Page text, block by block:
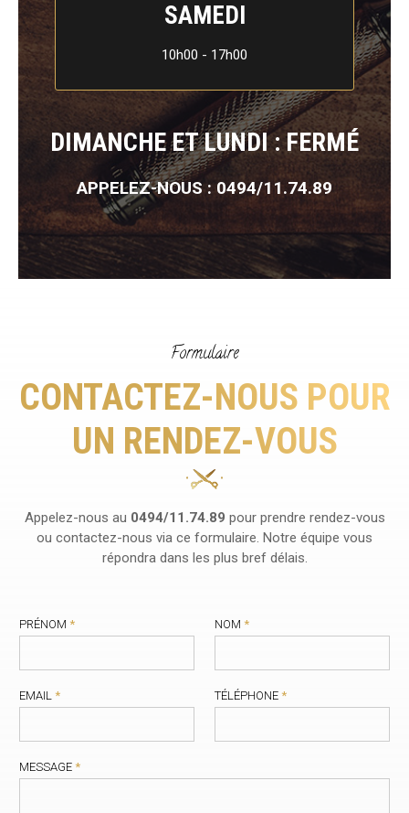
SAMEDI
10h00 - 17h00
DIMANCHE ET LUNDI : FERMÉ
APPELEZ-NOUS : 0494/11.74.89
Formulaire
CONTACTEZ-NOUS POUR
UN RENDEZ-VOUS
Appelez-nous au 0494/11.74.89 pour prendre rendez-vous
ou contactez-nous via ce formulaire. Notre équipe vous
répondra dans les plus bref délais.
PRÉNOM * NOM *
EMAIL * TÉLÉPHONE *
MESSAGE *